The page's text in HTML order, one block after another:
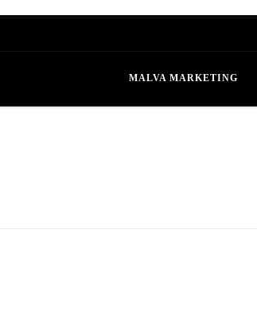
MALVA MARKETING